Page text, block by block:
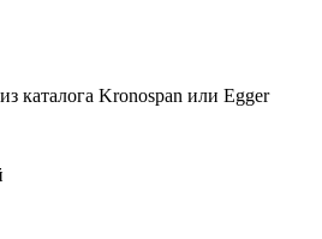
каталога Kronospan или Egger